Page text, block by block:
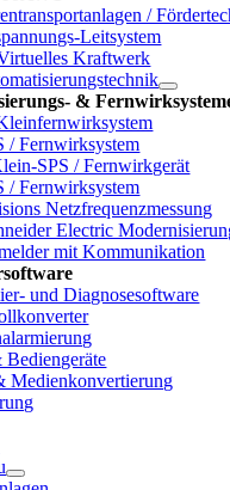
/
Leitsystem
Kraftwerk
&
/ Fernwirksystem
SPS / Fernwirkgerät
/ Fernwirksystem
Netzfrequenzmessung
Electric
mit Kommunikation
und Diagnosesoftware
Medienkonvertierung